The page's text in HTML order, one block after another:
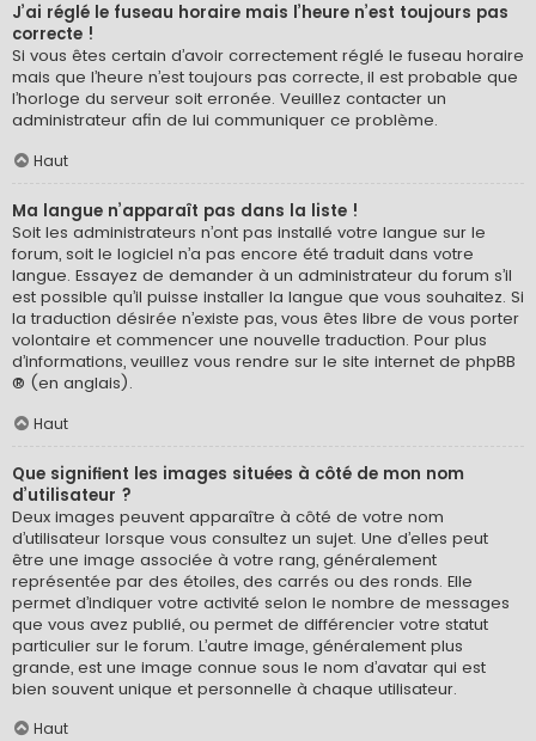
J’ai réglé le fuseau horaire mais l’heure n’est toujours pas
correcte !
Si vous êtes certain d’avoir correctement réglé le fuseau horaire
mais que l’heure n’est toujours pas correcte, il est probable que
l’horloge du serveur soit erronée. Veuillez contacter un
administrateur afin de lui communiquer ce problème.
Haut
Ma langue n’apparaît pas dans la liste !
Soit les administrateurs n’ont pas installé votre langue sur le
forum, soit le logiciel n’a pas encore été traduit dans votre
langue. Essayez de demander à un administrateur du forum s’il
est possible qu’il puisse installer la langue que vous souhaitez. Si
la traduction désirée n’existe pas, vous êtes libre de vous porter
volontaire et commencer une nouvelle traduction. Pour plus
d’informations, veuillez vous rendre sur le site internet de phpBB
® (en anglais).
Haut
Que signifient les images situées à côté de mon nom
d’utilisateur ?
Deux images peuvent apparaître à côté de votre nom
d’utilisateur lorsque vous consultez un sujet. Une d’elles peut
être une image associée à votre rang, généralement
représentée par des étoiles, des carrés ou des ronds. Elle
permet d’indiquer votre activité selon le nombre de messages
que vous avez publié, ou permet de différencier votre statut
particulier sur le forum. L’autre image, généralement plus
grande, est une image connue sous le nom d’avatar qui est
bien souvent unique et personnelle à chaque utilisateur.
Haut